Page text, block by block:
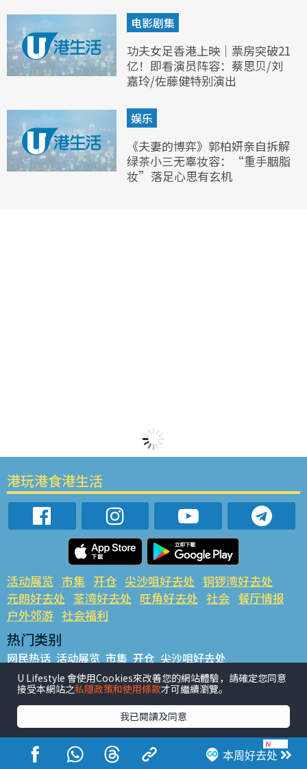
电影剧集
功夫女足香港上映｜票房突破21
亿！即看演员阵容：蔡思贝/刘
嘉玲/佐藤健特别演出
娱乐
《夫妻的博弈》郭柏妍亲自拆解
绿茶小三无辜妆容：“重手胭脂
妆”落足心思有玄机
本周好去处
港玩港食港生活
活动展览 市集 开仓 尖沙咀好去处 铜锣湾好去处
元朗好去处 荃湾好去处 旺角好去处 社会 餐厅情报
户外郊游 社会福利
热门类别
网民热话 活动展览 市集 开仓 尖沙咀好去处
铜锣湾好去处 元朗好去处 荃湾好去处 旺角好去处 社会
餐厅情报 户外郊游
热门标签
#UGO揾好去处 #人气活动推介 #美食社群热话
#亲子玩乐好去处
#ULifestyle应用程式
#限时抢
U Lifestyle 會使用Cookies來改善您的網站體驗，請確定您同意
接受本網站之私隱政策和使用條款才可繼續瀏覽。
我已閱讀及同意